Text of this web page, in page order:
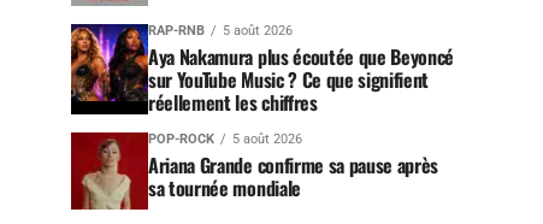
RAP-RNB 5 août 2026
Aya Nakamura plus écoutée que Beyoncé
sur YouTube Music ? Ce que signifient
réellement les chiffres
POP-ROCK 5 août 2026
Ariana Grande confirme sa pause après
sa tournée mondiale